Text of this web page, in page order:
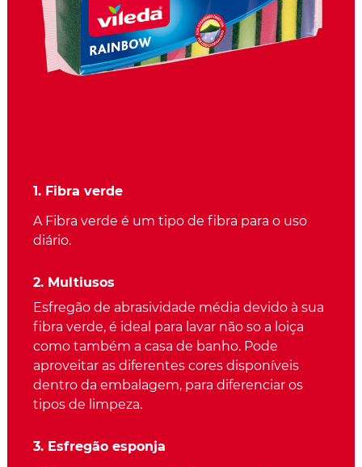
1. Fibra verde
A Fibra verde é um tipo de fibra para o uso
diário.
2. Multiusos
Esfregão de abrasividade média devido à sua
fibra verde, é ideal para lavar não so a loiça
como também a casa de banho. Pode
aproveitar as diferentes cores disponíveis
dentro da embalagem, para diferenciar os
tipos de limpeza.
3. Esfregão esponja